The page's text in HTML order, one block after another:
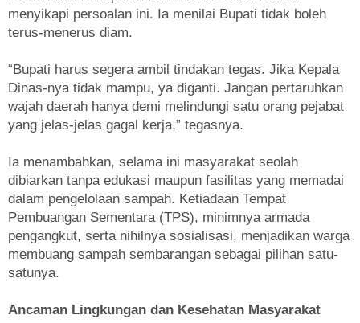
menyikapi persoalan ini. Ia menilai Bupati tidak boleh
terus-menerus diam.
“Bupati harus segera ambil tindakan tegas. Jika Kepala
Dinas-nya tidak mampu, ya diganti. Jangan pertaruhkan
wajah daerah hanya demi melindungi satu orang pejabat
yang jelas-jelas gagal kerja,” tegasnya.
Ia menambahkan, selama ini masyarakat seolah
dibiarkan tanpa edukasi maupun fasilitas yang memadai
dalam pengelolaan sampah. Ketiadaan Tempat
Pembuangan Sementara (TPS), minimnya armada
pengangkut, serta nihilnya sosialisasi, menjadikan warga
membuang sampah sembarangan sebagai pilihan satu-
satunya.
Ancaman Lingkungan dan Kesehatan Masyarakat